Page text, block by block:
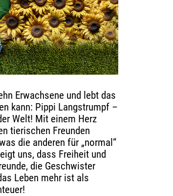
Erwachsene und lebt das
kann: Pippi Langstrumpf –
Welt! Mit einem Herz
tierischen Freunden
die anderen für „normal“
uns, dass Freiheit und
die Geschwister
Leben mehr ist als